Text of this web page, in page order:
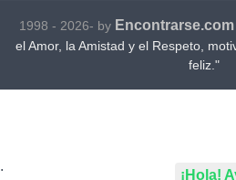
¡Hola!
1998 - 2026- by Encontrarse.com
el Amor, la Amistad y el Respeto,
feliz."
.